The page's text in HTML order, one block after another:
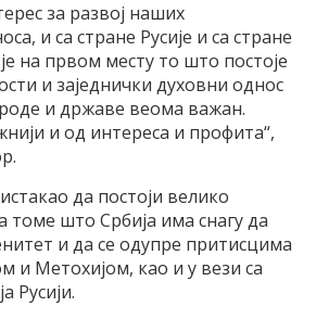
за развој наших
и са стране Русије и са стране
на првом месту то што постоје
и заједнички духовни однос
и државе веома важан.
и од интереса и профита“,
да постоји велико
што Србија има снагу да
и да се одупре притисцима
и Метохијом, као и у вези са
Русији.